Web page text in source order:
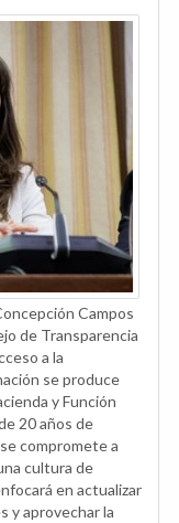
Campos
de Transparencia
a la
se produce
y Función
20 años de
compromete a
cultura de
en actualizar
y aprovechar la